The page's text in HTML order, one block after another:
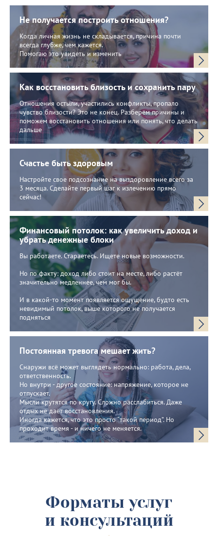
Не получается построить отношения?
Когда личная жизнь не складывается, причина почти
всегда глубже, чем кажется.
Помогаю это увидеть и изменить
Как восстановить близость и сохранить пару
Отношения остыли, участились конфликты, пропало
чувство близости? Это не конец. Разберём причины и
поможем восстановить отношения или понять, что делать
дальше
Счастье быть здоровым
Настройте свое подсознание на выздоровление всего за
3 месяца. Сделайте первый шаг к излечению прямо
сейчас!
Финансовый потолок: как увеличить доход и
убрать денежные блоки
Вы работаете. Стараетесь. Ищете новые возможности.
Но по факту: доход либо стоит на месте, либо растёт
значительно медленнее, чем мог бы.
И в какой-то момент появляется ощущение, будто есть
невидимый потолок, выше которого не получается
подняться
Постоянная тревога мешает жить?
Снаружи всё может выглядеть нормально: работа, дела,
ответственность.
Но внутри - другое состояние: напряжение, которое не
отпускает.
Мысли крутятся по кругу. Сложно расслабиться. Даже
отдых не даёт восстановления.
Иногда кажется, что это просто “такой период”. Но
проходит время - и ничего не меняется.
Форматы услуг
и консультаций